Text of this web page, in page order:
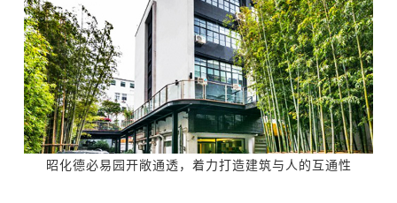
昭化德必易园开敞通透，着力打造建筑与人的互通性